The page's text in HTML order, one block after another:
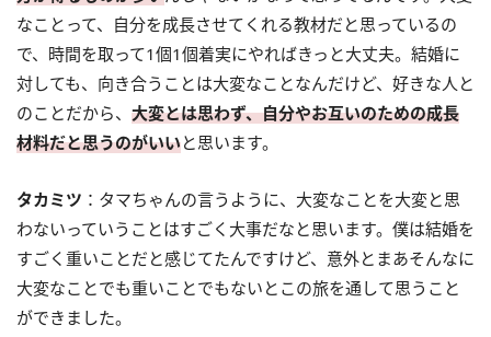
なことって、自分を成長させてくれる教材だと思っているの
で、時間を取って1個1個着実にやればきっと大丈夫。結婚に
対しても、向き合うことは大変なことなんだけど、好きな人と
のことだから、 大変とは思わず、自分やお互いのための成長
材料だと思うのがいいと思います。
タカミツ ：タマちゃんの言うように、大変なことを大変と思
わないっていうことはすごく大事だなと思います。僕は結婚を
すごく重いことだと感じてたんですけど、意外とまあそんなに
大変なことでも重いことでもないとこの旅を通して思うこと
ができました。